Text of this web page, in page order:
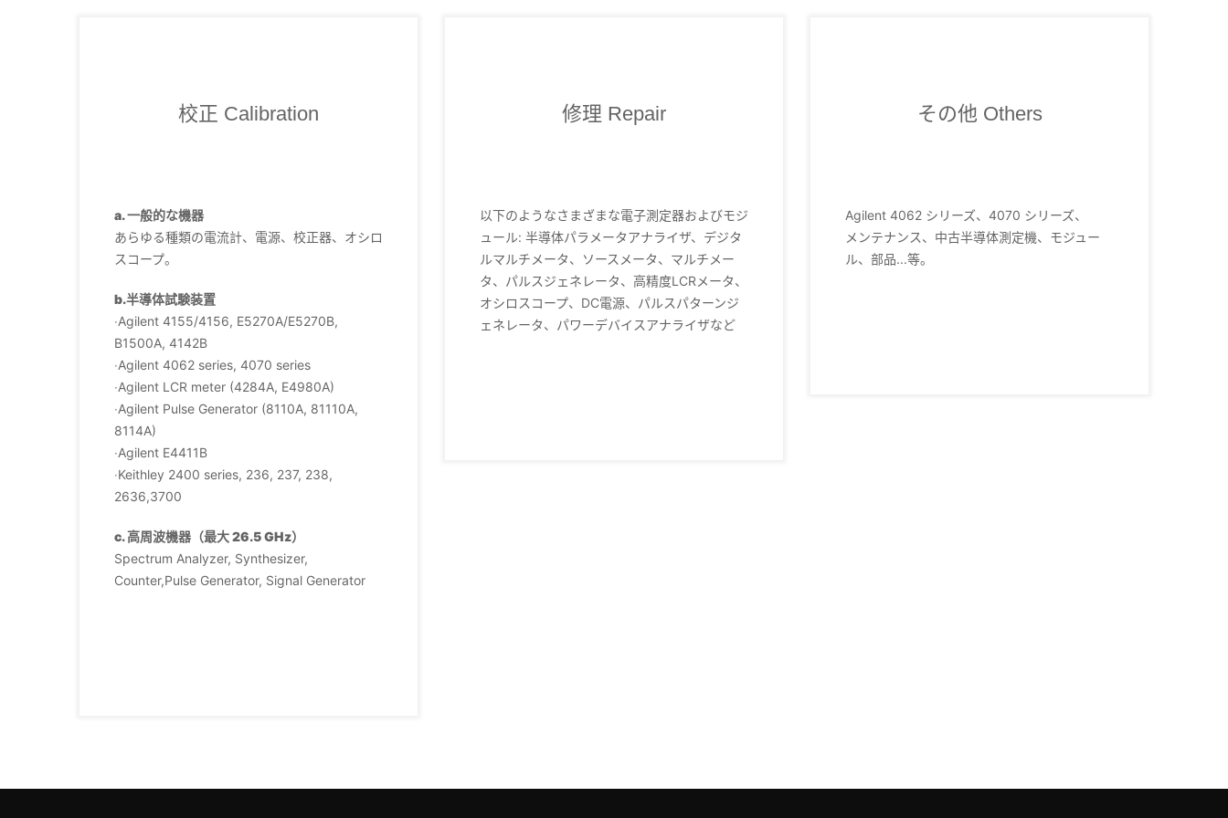
校正 Calibration
a. 一般的な機器
あらゆる種類の電流計、電源、校正器、オシロ
スコープ。
b.半導体試験装置
‧Agilent 4155/4156, E5270A/E5270B,
B1500A, 4142B
‧Agilent 4062 series, 4070 series
‧Agilent LCR meter (4284A, E4980A)
‧Agilent Pulse Generator (8110A, 81110A,
8114A)
‧Agilent E4411B
‧Keithley 2400 series, 236, 237, 238,
2636,3700
c. 高周波機器（最大 26.5 GHz）
Spectrum Analyzer, Synthesizer,
Counter,Pulse Generator, Signal Generator
修理 Repair
以下のようなさまざまな電子測定器およびモジ
ュール: 半導体パラメータアナライザ、デジタ
ルマルチメータ、ソースメータ、マルチメー
タ、パルスジェネレータ、高精度LCRメータ、
オシロスコープ、DC電源、パルスパターンジ
ェネレータ、パワーデバイスアナライザなど
その他 Others
Agilent 4062 シリーズ、4070 シリーズ、
メンテナンス、中古半導体測定機、モジュー
ル、部品...等。